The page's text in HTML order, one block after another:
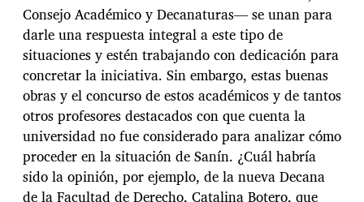
Consejo Académico y Decanaturas— se unan para
darle una respuesta integral a este tipo de
situaciones y estén trabajando con dedicación para
concretar la iniciativa. Sin embargo, estas buenas
obras y el concurso de estos académicos y de tantos
otros profesores destacados con que cuenta la
universidad no fue considerado para analizar cómo
proceder en la situación de Sanín. ¿Cuál habría
sido la opinión, por ejemplo, de la nueva Decana
de la Facultad de Derecho, Catalina Botero, que